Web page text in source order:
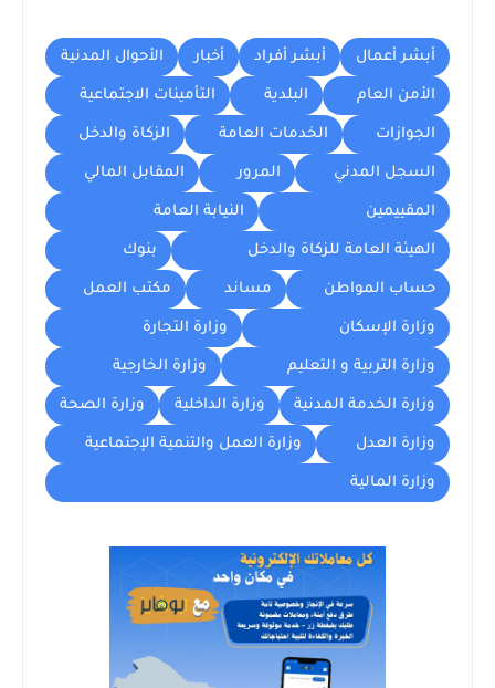
أبشر أعمال أبشر أفراد أخبار الأحوال المدنية
الأمن العام البلدية التأمينات الاجتماعية
الجوازات الخدمات العامة الزكاة والدخل
السجل المدني المرور المقابل المالي
المقييمين النيابة العامة
الهيئة العامة للزكاة والدخل بنوك
حساب المواطن مساند مكتب العمل
وزارة الإسكان وزارة التجارة
وزارة التربية و التعليم وزارة الخارجية
وزارة الخدمة المدنية وزارة الداخلية وزارة الصحة
وزارة العدل وزارة العمل والتنمية الإجتماعية
وزارة المالية